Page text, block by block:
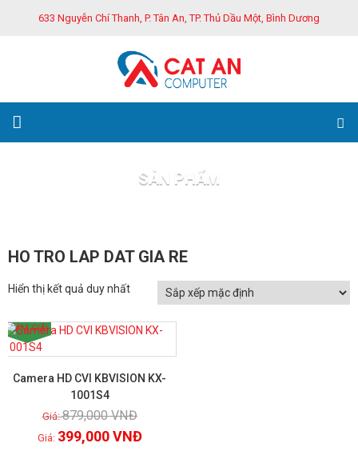
633 Nguyễn Chí Thanh, P. Tân An, TP. Thủ Dầu Một, Bình Dương
SẢN PHẨM
HO TRO LAP DAT GIA RE
Hiển thị kết quả duy nhất
GIẢM GIÁ!
Xem chi tiết
Camera HD CVI KBVISION KX-
1001S4
879,000VNĐ
399,000VNĐ